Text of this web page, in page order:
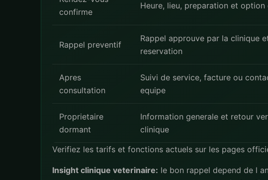
confirme
Heure, lieu, preparation et option
Rappel preventif
Rappel approuve par la clinique
reservation
Apres
consultation
Suivi de service, facture ou
equipe
Proprietaire
dormant
Information generale et retour
clinique
Verifiez les tarifs et fonctions actuels sur les pages
Insight clinique veterinaire: le bon rappel depend de l